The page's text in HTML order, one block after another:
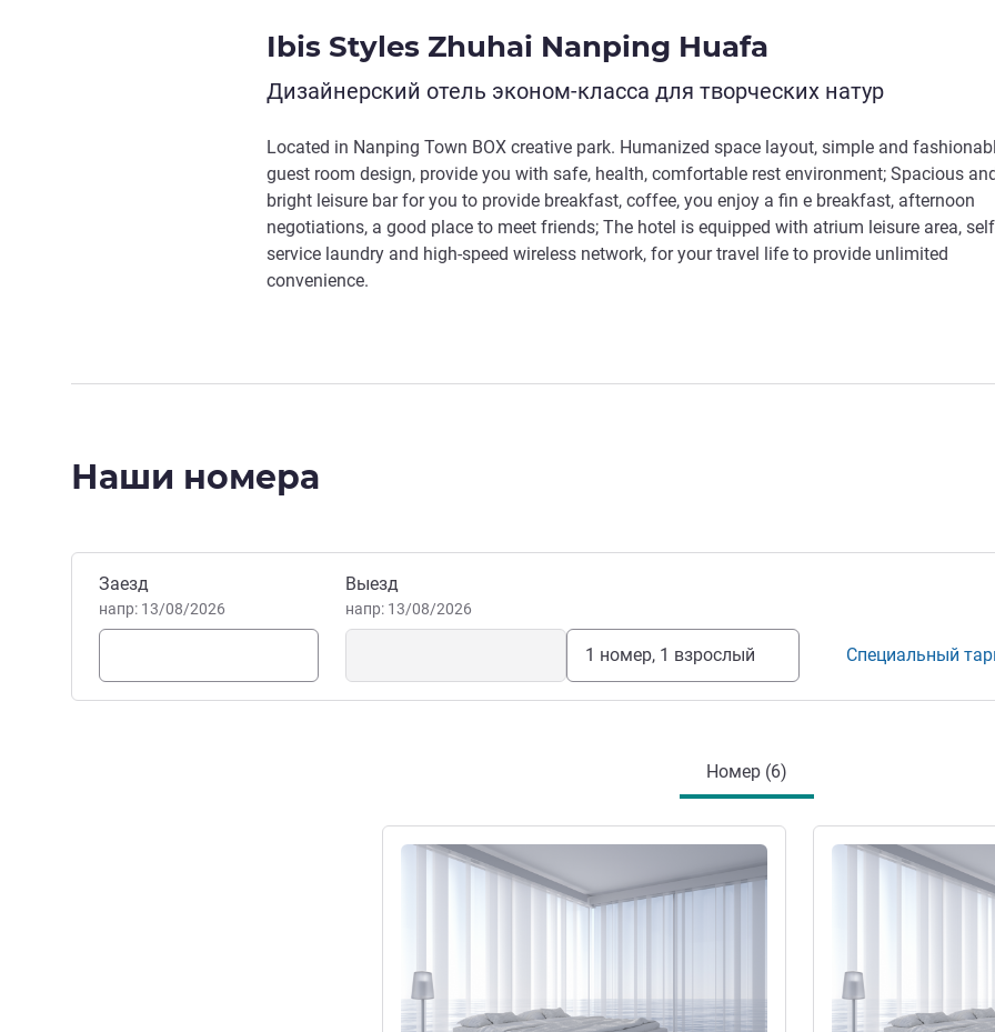
Ibis Styles Zhuhai Nanping Huafa
Дизайнерский отель эконом-класса для творческих натур
Located in Nanping Town BOX creative park. Humanized space layout, simple and
guest room design, provide you with safe, health, comfortable rest environment; Spacious
bright leisure bar for you to provide breakfast, coffee, you enjoy a fin e breakfast, afternoon
negotiations, a good place to meet friends; The hotel is equipped with atrium leisure area,
service laundry and high-speed wireless network, for your travel life to provide unlimited
convenience.
Наши номера
Забронировать этот отель
Заезд
напр: 13/08/2026
Выезд
напр: 13/08/2026
1 номер, 1 взрослый Специальный
Номер (6)
Подробная информация Подробная